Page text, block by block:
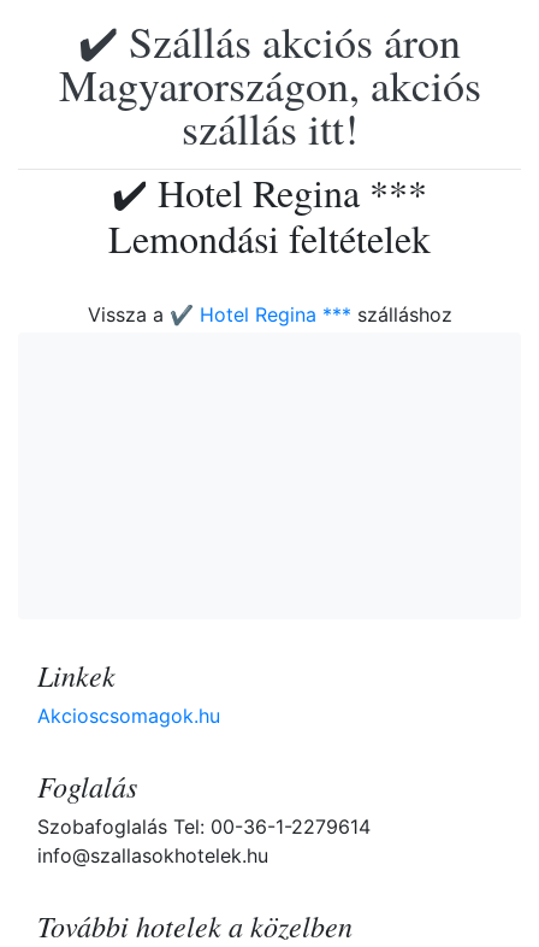
✔️ Szállás akciós áron
Magyarországon, akciós
szállás itt!
✔️ Hotel Regina ***
Lemondási feltételek
Vissza a ✔️ Hotel Regina *** szálláshoz
Linkek
Akcioscsomagok.hu
Foglalás
Szobafoglalás Tel: 00-36-1-2279614
info@szallasokhotelek.hu
További hotelek a közelben